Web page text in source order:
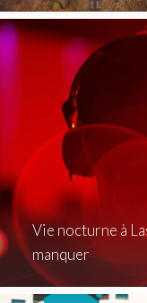
Vie nocturne à
manquer